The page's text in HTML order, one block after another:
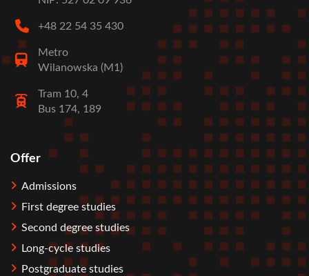
+48 22 54 35 430
Metro
Wilanowska (M1)
Tram 10, 4
Bus 174, 189
Stopka
Offer
Admissions
First degree studies
Second degree studies
Long-cycle studies
Postgraduate studies